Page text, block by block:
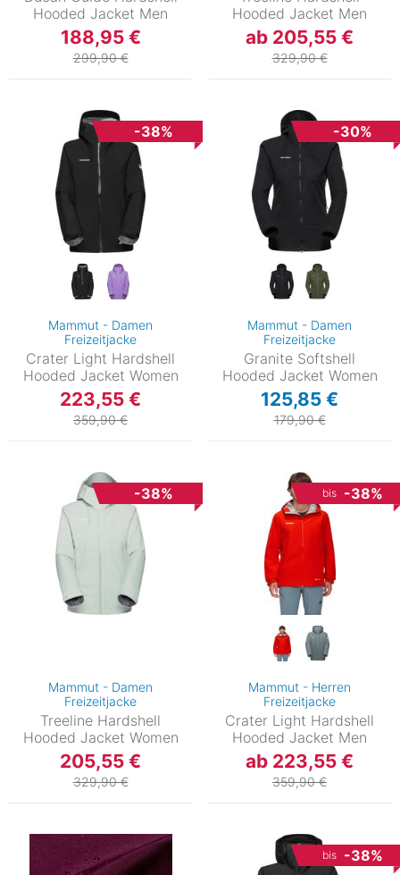
Hooded Jacket Men
188,95 €
299,90 €
Hooded Jacket Men
ab 205,55 €
329,90 €
-38%
Mammut - Damen
Freizeitjacke
Crater Light Hardshell
Hooded Jacket Women
223,55 €
359,90 €
-30%
Mammut - Damen
Freizeitjacke
Granite Softshell
Hooded Jacket Women
125,85 €
179,90 €
-38%
Mammut - Damen
Freizeitjacke
Treeline Hardshell
Hooded Jacket Women
205,55 €
329,90 €
bis -38%
Mammut - Herren
Freizeitjacke
Crater Light Hardshell
Hooded Jacket Men
ab 223,55 €
359,90 €
bis -38%